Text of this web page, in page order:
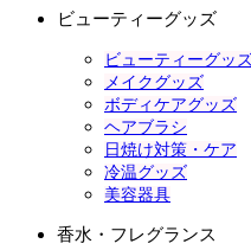
ビューティーグッズ
ビューティーグッ
メイクグッズ
ボディケアグッズ
ヘアブラシ
日焼け対策・ケア
冷温グッズ
美容器具
香水・フレグランス